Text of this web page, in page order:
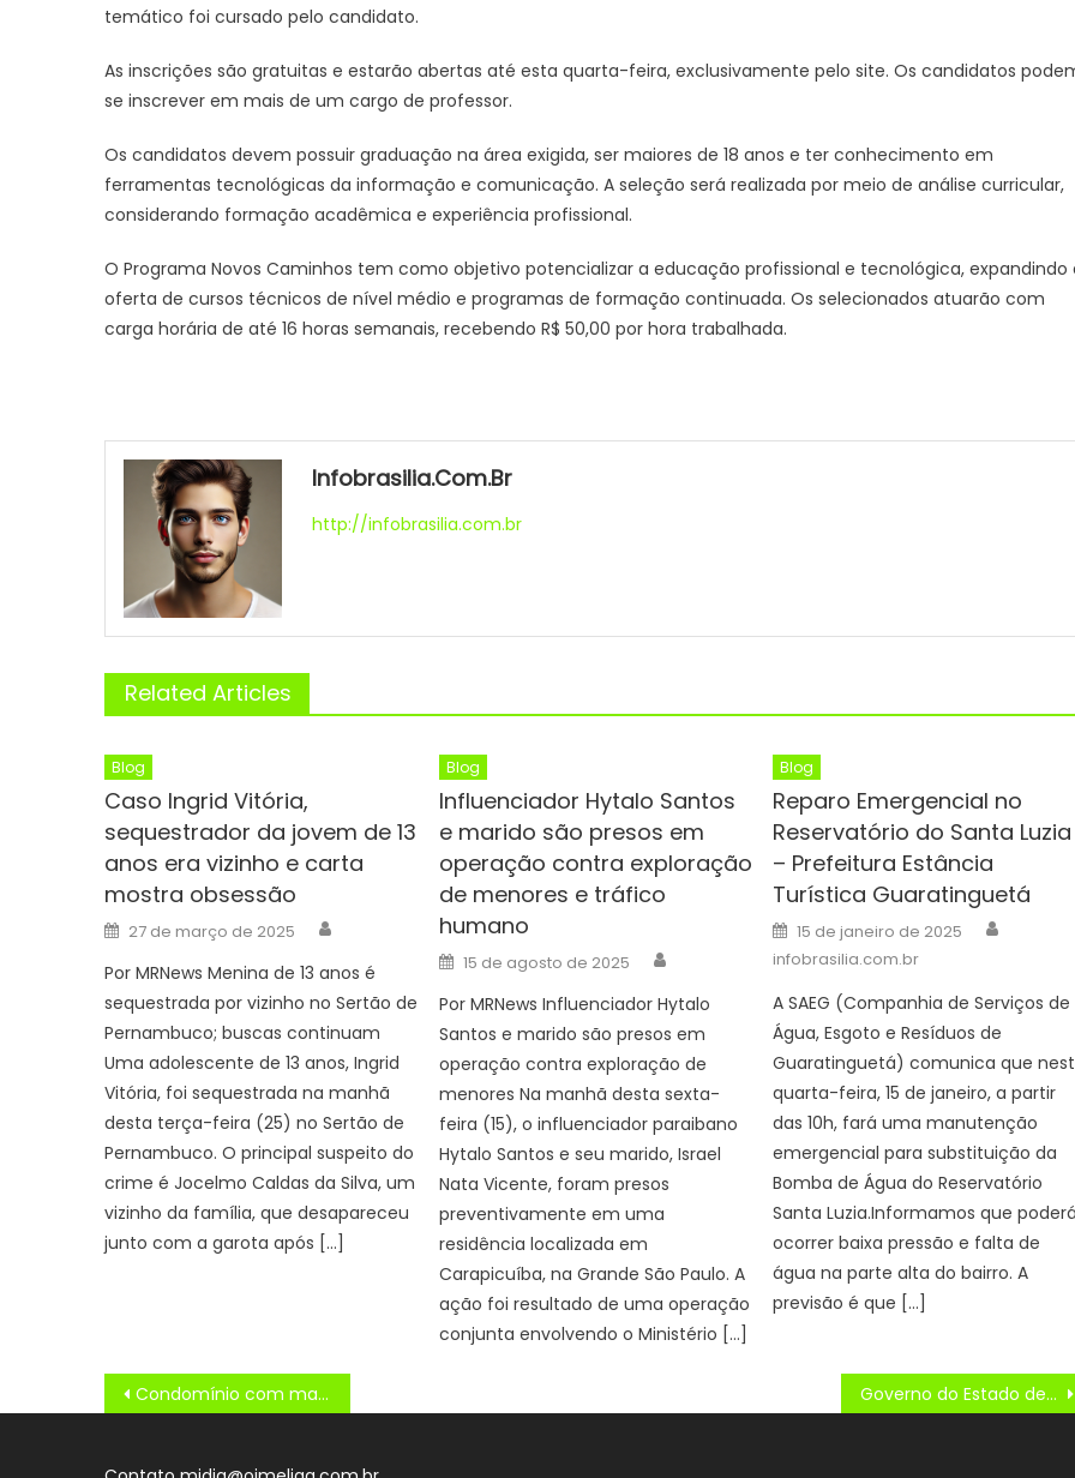
temático foi cursado pelo candidato.
As inscrições são gratuitas e estarão abertas até esta quarta-feira, exclusivamente pelo site. Os candidatos
se inscrever em mais de um cargo de professor.
Os candidatos devem possuir graduação na área exigida, ser maiores de 18 anos e ter conhecimento em
ferramentas tecnológicas da informação e comunicação. A seleção será realizada por meio de análise curricular,
considerando formação acadêmica e experiência profissional.
O Programa Novos Caminhos tem como objetivo potencializar a educação profissional e tecnológica, expandindo
oferta de cursos técnicos de nível médio e programas de formação continuada. Os selecionados atuarão com
carga horária de até 16 horas semanais, recebendo R$ 50,00 por hora trabalhada.
Infobrasilia.com.br
http://infobrasilia.com.br
Related Articles
Blog
Caso Ingrid Vitória,
sequestrador da jovem de 13
anos era vizinho e carta
mostra obsessão
Posted
on
27 de março de 2025
Por MRNews Menina de 13 anos é
sequestrada por vizinho no Sertão de
Pernambuco; buscas continuam
Uma adolescente de 13 anos, Ingrid
Vitória, foi sequestrada na manhã
desta terça-feira (25) no Sertão de
Pernambuco. O principal suspeito do
crime é Jocelmo Caldas da Silva, um
vizinho da família, que desapareceu
junto com a garota após […]
Blog
Influenciador Hytalo Santos
e marido são presos em
operação contra exploração
de menores e tráfico
humano
Posted
on
15 de agosto de 2025
Por MRNews Influenciador Hytalo
Santos e marido são presos em
operação contra exploração de
menores Na manhã desta sexta-
feira (15), o influenciador paraibano
Hytalo Santos e seu marido, Israel
Nata Vicente, foram presos
preventivamente em uma
residência localizada em
Carapicuíba, na Grande São Paulo. A
ação foi resultado de uma operação
conjunta envolvendo o Ministério […]
Blog
Reparo Emergencial no
Reservatório do Santa Luzia
– Prefeitura Estância
Turística Guaratinguetá
Posted
on
15 de janeiro de 2025
infobrasilia.com.br
A SAEG (Companhia de Serviços de
Água, Esgoto e Resíduos de
Guaratinguetá) comunica que
quarta-feira, 15 de janeiro, a partir
das 10h, fará uma manutenção
emergencial para substituição da
Bomba de Água do Reservatório
Santa Luzia.Informamos que
ocorrer baixa pressão e falta de
água na parte alta do bairro. A
previsão é que […]
Navegação
de
Post
Condomínio com mais de 40 construções irregulares na Maré é demolido Governo do Estado de São Paulo